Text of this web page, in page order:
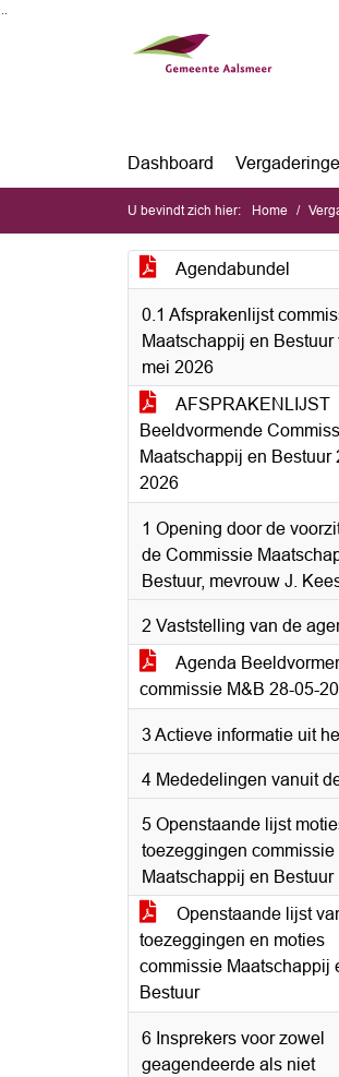
Dashboard
U bevindt zich hier: Home
Agendabundel
0.1 Afsprakenlijst
Maatschappij en Bestuur
mei 2026
AFSPRAKENLIJST
Beeldvormende
Maatschappij en Bestuur
2026
1 Opening door de
de Commissie
Bestuur, mevrouw J.
2 Vaststelling van de
Agenda
commissie M&B 28-05-
3 Actieve informatie uit
4 Mededelingen vanuit
5 Openstaande lijst
toezeggingen commissie
Maatschappij en Bestuur
Openstaande lijst
toezeggingen en moties
commissie Maatschappij
Bestuur
6 Insprekers voor zowel
geagendeerde als niet